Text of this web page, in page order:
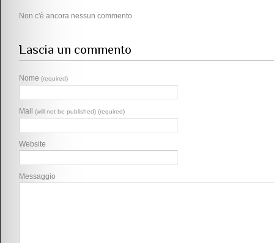
Non c'è ancora nessun commento
Lascia un commento
Nome (required)
Mail (will not be published) (required)
Website
Messaggio